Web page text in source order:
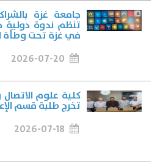
جامعة غزة
تنظم ندوة دولية
في غزة تحت وطأة
2026-07-20
كلية علوم
تخرج طلبة قسم
2026-07-18